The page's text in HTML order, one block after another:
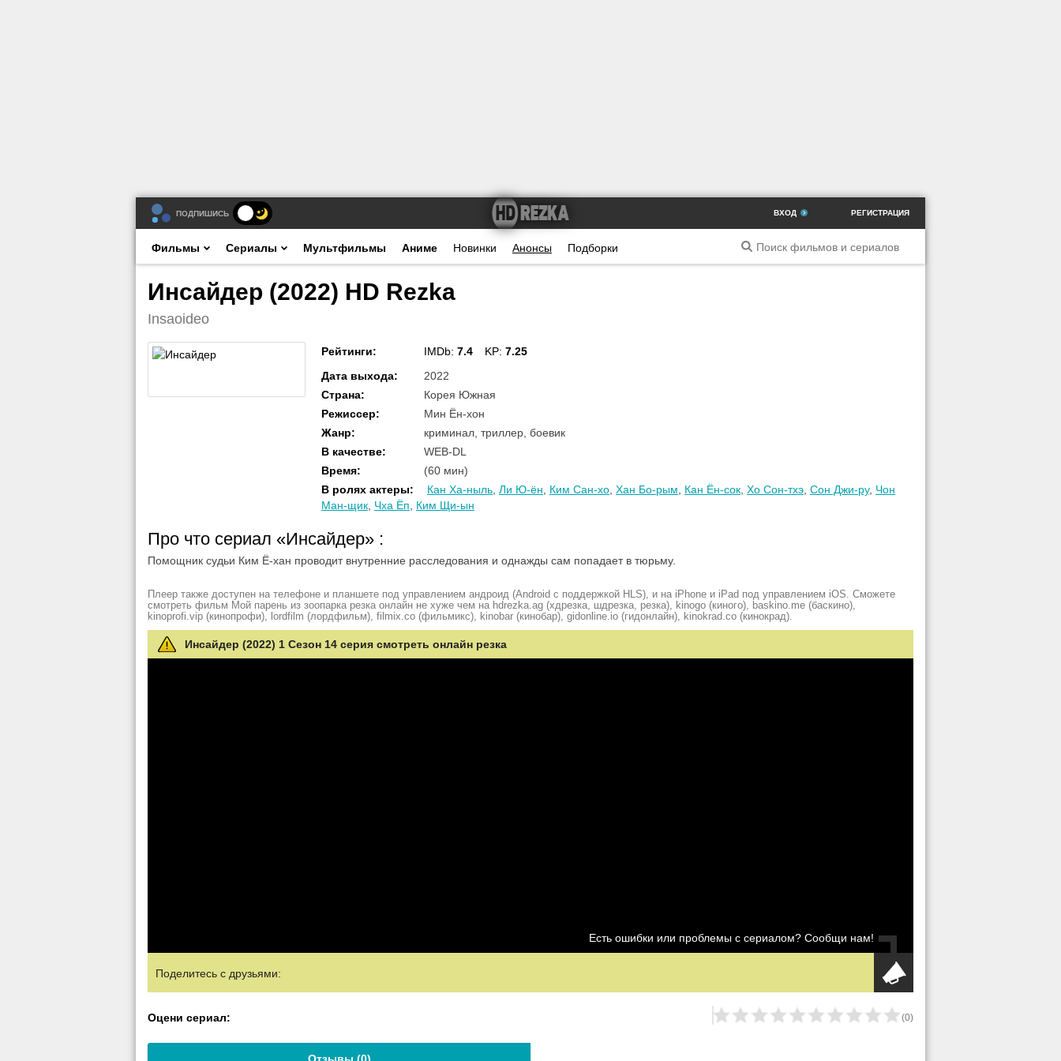
ПОДПИШИСЬ ВХОД РЕГИСТРАЦИЯ
Фильмы Сериалы Мультфильмы Аниме Новинки Анонсы Подборки
Инсайдер (2022) HD Rezka
Insaoideo
Рейтинги: IMDb: 7.4 KP: 7.25
Дата выхода:
2022
Страна:
Корея Южная
Режиссер:
Мин Ён-хон
Жанр:
криминал, триллер, боевик
В качестве:
WEB-DL
Время:
(60 мин)
В ролях актеры: Кан Ха-ныль Ли Ю-ён Ким Сан-хо Хан Бо-рым Кан Ён-сок Хо Сон-тхэ Сон Джи-ру, Чон
Ман-щик Чха Ёп Ким Щи-ын
Про что сериал «Инсайдер» :
Помощник судьи Ким Ё-хан проводит внутренние расследования и однажды сам попадает в тюрьму.
Плеер также доступен на телефоне и планшете под управлением андроид (Android с поддержкой HLS), и на iPhone и iPad под управлением iOS. Сможете
смотреть фильм Мой парень из зоопарка резка онлайн не хуже чем на hdrezka.ag (хдрезка, шдрезка, резка), kinogo (киного), baskino.me (баскино),
kinoprofi.vip (кинопрофи), lordfilm (лордфильм), filmix.co (фильмикс), kinobar (кинобар), gidonline.io (гидонлайн), kinokrad.сo (кинокрад).
Инсайдер (2022) 1 Сезон 14 серия смотреть онлайн резка
Есть ошибки или проблемы с сериалом? Сообщи нам!
Поделитесь с друзьями:
Оцени сериал: (0)